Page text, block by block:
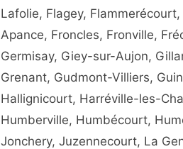
Lafolie, Flagey,
Apance, Froncles, Fronville,
Germisay, Giey-sur-Aujon,
Grenant, Gudmont-Villiers,
Hallignicourt, Harréville-les-
Humberville, Humbécourt,
Jonchery, Juzennecourt, La